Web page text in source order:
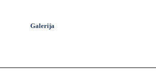
Galerija